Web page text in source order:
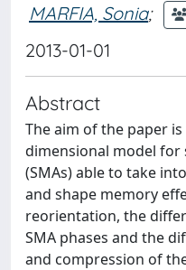
MARFIA, Sonia;
2013-01-01
Abstract
The aim of the paper
dimensional model for
(SMAs) able to take
and shape memory
reorientation, the
SMA phases and the
and compression of